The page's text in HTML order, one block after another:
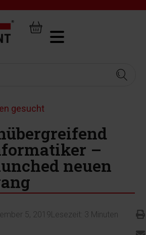
gesucht
–
neuen
5, 2019Lesezeit: 3 Minuten